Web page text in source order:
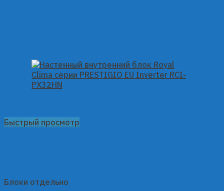
Быстрый просмотр
Блоки отдельно